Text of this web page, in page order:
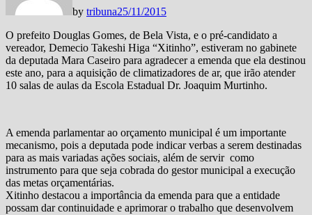
by tribuna25/11/2015
O prefeito Douglas Gomes, de Bela Vista, e o pré-candidato a
vereador, Demecio Takeshi Higa “Xitinho”, estiveram no gabinete
da deputada Mara Caseiro para agradecer a emenda que ela destinou
este ano, para a aquisição de climatizadores de ar, que irão atender
10 salas de aulas da Escola Estadual Dr. Joaquim Murtinho.
A emenda parlamentar ao orçamento municipal é um importante
mecanismo, pois a deputada pode indicar verbas a serem destinadas
para as mais variadas ações sociais, além de servir como
instrumento para que seja cobrada do gestor municipal a execução
das metas orçamentárias.
Xitinho destacou a importância da emenda para que a entidade
possam dar continuidade e aprimorar o trabalho que desenvolvem